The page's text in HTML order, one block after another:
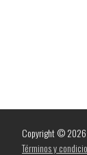
Copyright © 2026
Términos y